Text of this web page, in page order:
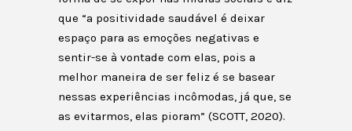
que “a positividade saudável é deixar
espaço para as emoções negativas e
sentir-se à vontade com elas, pois a
melhor maneira de ser feliz é se basear
nessas experiências incômodas, já que, se
as evitarmos, elas pioram” (SCOTT, 2020).